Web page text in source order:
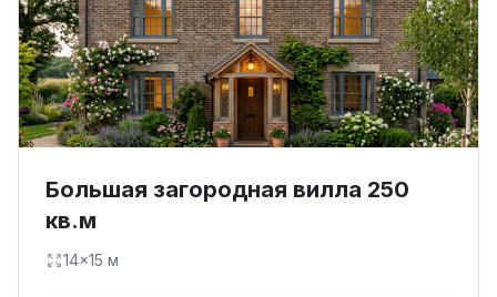
Большая загородная вилла 250
кв.м
14×15 м